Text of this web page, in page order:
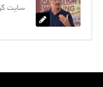
سایت